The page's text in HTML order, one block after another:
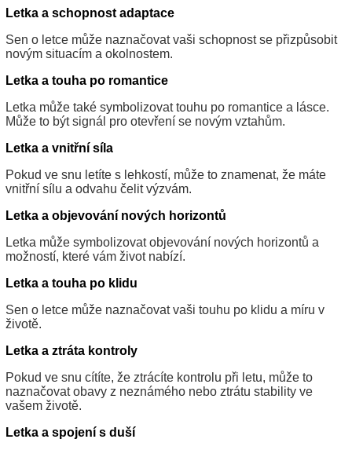
Letka a schopnost adaptace
Sen o letce může naznačovat vaši schopnost se přizpůsobit
novým situacím a okolnostem.
Letka a touha po romantice
Letka může také symbolizovat touhu po romantice a lásce.
Může to být signál pro otevření se novým vztahům.
Letka a vnitřní síla
Pokud ve snu letíte s lehkostí, může to znamenat, že máte
vnitřní sílu a odvahu čelit výzvám.
Letka a objevování nových horizontů
Letka může symbolizovat objevování nových horizontů a
možností, které vám život nabízí.
Letka a touha po klidu
Sen o letce může naznačovat vaši touhu po klidu a míru v
životě.
Letka a ztráta kontroly
Pokud ve snu cítíte, že ztrácíte kontrolu při letu, může to
naznačovat obavy z neznámého nebo ztrátu stability ve
vašem životě.
Letka a spojení s duší